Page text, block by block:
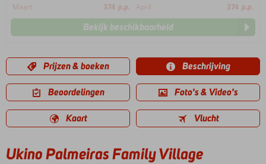
Maart
374 p.p. April 374 p.p.
Bekijk beschikbaarheid
Prijzen & boeken Beschrijving
Beoordelingen Foto's & Video's
Kaart Vlucht
Ukino Palmeiras Family Village